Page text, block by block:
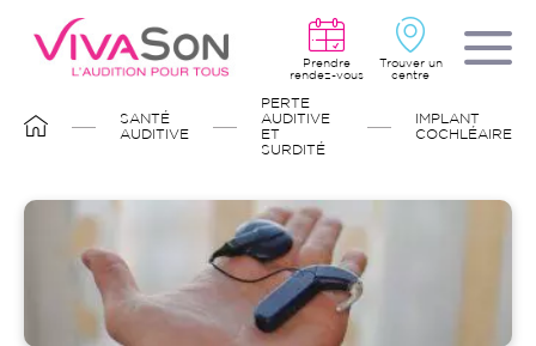
contenu
principal
Prendre
rendez-vous
Trouver un
centre
D'ARIANE
SANTÉ
AUDITIVE
PERTE
AUDITIVE
ET
SURDITÉ
IMPLANT
COCHLÉAIRE
Image